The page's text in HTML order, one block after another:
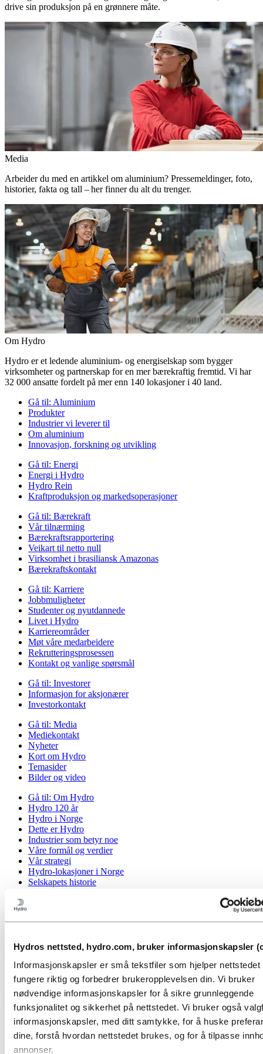
Hydros nettsted, hydro.com, bruker informasjonskapsler
Informasjonskapsler er små tekstfiler som hjelper nettstedet
fungere riktig og forbedrer brukeropplevelsen din. Vi bruker
nødvendige informasjonskapsler for å sikre grunnleggende
funksjonalitet og sikkerhet på nettstedet. Vi bruker også
informasjonskapsler, med ditt samtykke, for å huske
dine, forstå hvordan nettstedet brukes, og for å tilpasse
annonser.
drive sin produksjon på en grønnere måte.
Media
Arbeider du med en artikkel om aluminium? Pressemeldinger, foto,
historier, fakta og tall – her finner du alt du trenger.
Om Hydro
Hydro er et ledende aluminium- og energiselskap som bygger
virksomheter og partnerskap for en mer bærekraftig fremtid. Vi har
32 000 ansatte fordelt på mer enn 140 lokasjoner i 40 land.
Gå til: Aluminium
Produkter
Industrier vi leverer til
Om aluminium
Innovasjon, forskning og utvikling
Gå til: Energi
Energi i Hydro
Hydro Rein
Kraftproduksjon og markedsoperasjoner
Gå til: Bærekraft
Vår tilnærming
Bærekraftsrapportering
Veikart til netto null
Virksomhet i brasiliansk Amazonas
Bærekraftskontakt
Gå til: Karriere
Jobbmuligheter
Studenter og nyutdannede
Livet i Hydro
Karriereområder
Møt våre medarbeidere
Rekrutteringsprosessen
Kontakt og vanlige spørsmål
Gå til: Investorer
Informasjon for aksjonærer
Investorkontakt
Gå til: Media
Mediekontakt
Nyheter
Kort om Hydro
Temasider
Bilder og video
Gå til: Om Hydro
Hydro 120 år
Hydro i Norge
Dette er Hydro
Industrier som betyr noe
Våre formål og verdier
Vår strategi
Hydro-lokasjoner i Norge
Selskapets historie
Sponsoravtaler
Aluminium
Produkter